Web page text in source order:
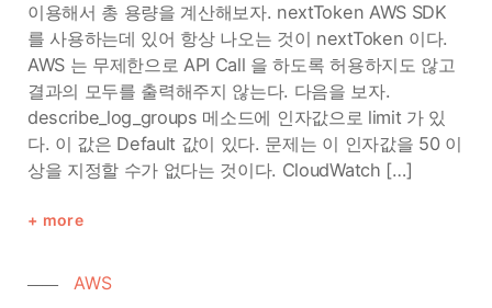
이용해서 총 용량을 계산해보자. nextToken AWS SDK
를 사용하는데 있어 항상 나오는 것이 nextToken 이다.
AWS 는 무제한으로 API Call 을 하도록 허용하지도 않고
결과의 모두를 출력해주지 않는다. 다음을 보자.
describe_log_groups 메소드에 인자값으로 limit 가 있
다. 이 값은 Default 값이 있다. 문제는 이 인자값을 50 이
상을 지정할 수가 없다는 것이다. CloudWatch […]
more
AWS